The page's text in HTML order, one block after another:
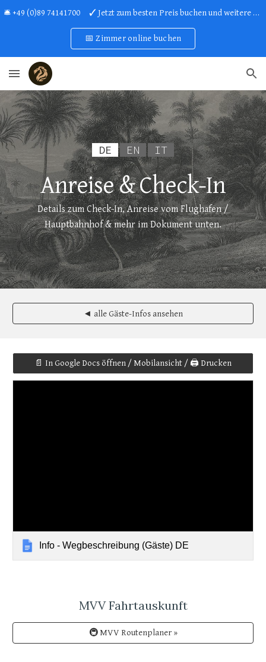
🛎 +49 (0)89 74141700 ✓ Jetzt zum besten Preis buchen und weitere Vorteile sichern!
📅 Zimmer online buchen
DE EN IT
Anreise & Check-In
Details zum Check-In, Anreise vom Flughafen /
Hauptbahnhof & mehr im Dokument unten.
◄ alle Gäste-Infos ansehen
📄 In Google Docs öffnen / Mobilansicht / 🖨️ Drucken
Info - Wegbeschreibung (Gäste) DE
MVV Fahrtauskunft
🚇 MVV Routenplaner »